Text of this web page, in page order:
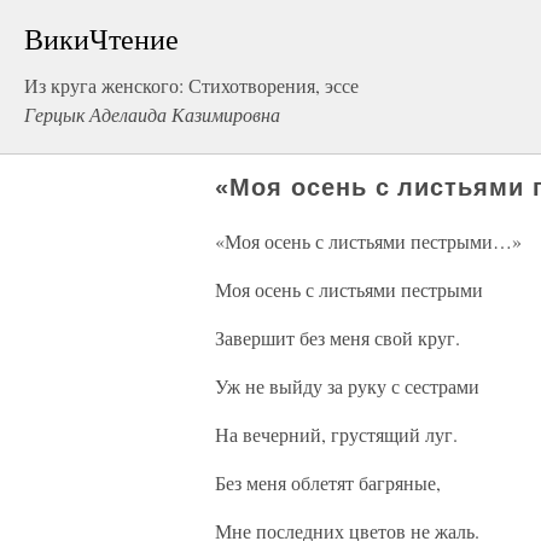
ВикиЧтение
Из круга женского: Стихотворения, эссе
Герцык Аделаида Казимировна
«Моя осень с листьями
«Моя осень с листьями пестрыми…»
Моя осень с листьями пестрыми
Завершит без меня свой круг.
Уж не выйду за руку с сестрами
На вечерний, грустящий луг.
Без меня облетят багряные,
Мне последних цветов не жаль.